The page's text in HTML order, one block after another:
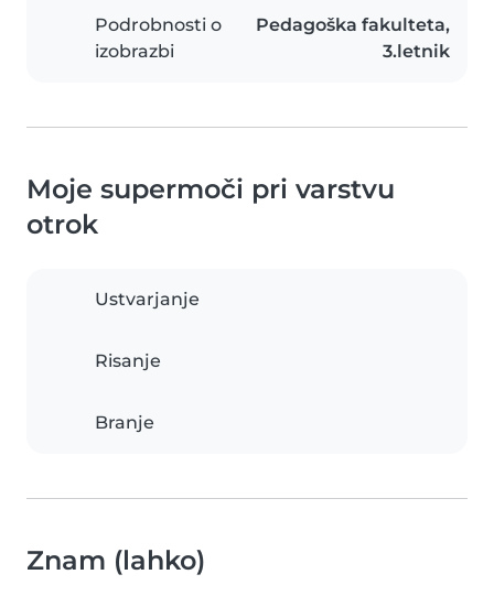
Podrobnosti o
izobrazbi
Pedagoška fakulteta,
3.letnik
Moje supermoči pri varstvu
otrok
Ustvarjanje
Risanje
Branje
Znam (lahko)